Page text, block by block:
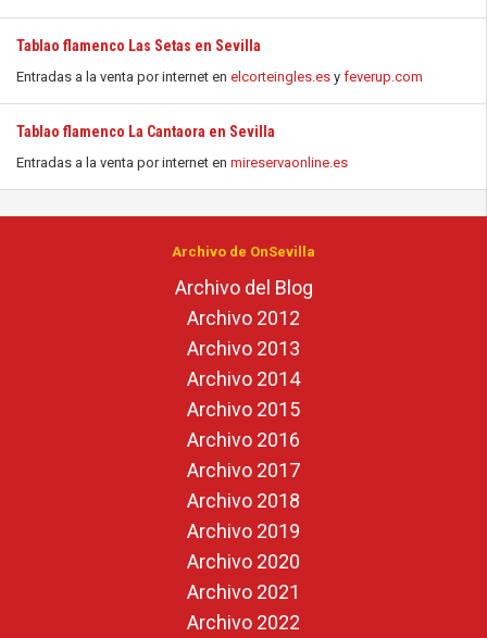
Tablao flamenco Las Setas en Sevilla
Entradas a la venta por internet en elcorteingles.es y feverup.com
Tablao flamenco La Cantaora en Sevilla
Entradas a la venta por internet en mireservaonline.es
Archivo de OnSevilla
Archivo del Blog
Archivo 2012
Archivo 2013
Archivo 2014
Archivo 2015
Archivo 2016
Archivo 2017
Archivo 2018
Archivo 2019
Archivo 2020
Archivo 2021
Archivo 2022